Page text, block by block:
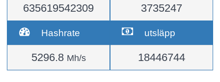
635619542309 3735247
Hashrate
5296.8 Mh/s
utsläpp
18446744